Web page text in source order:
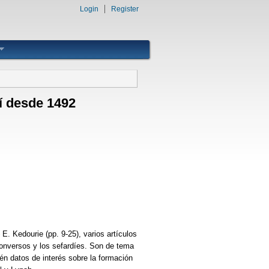
Login Register
1492
Kedourie (pp. 9-25), varios artículos
y los sefardíes. Son de tema
datos de interés sobre la formación